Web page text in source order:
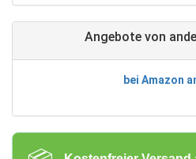
Angebote von
bei Amazon